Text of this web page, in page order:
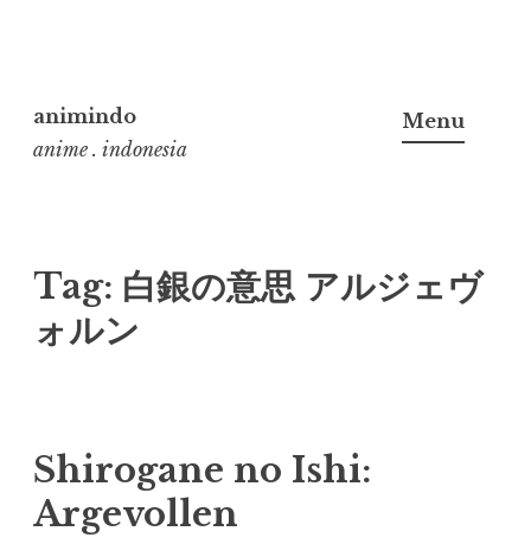
to
content
animindo
anime . indonesia
Menu
Tag: 白銀の意思 アルジェヴ
ォルン
Shirogane no Ishi:
Argevollen